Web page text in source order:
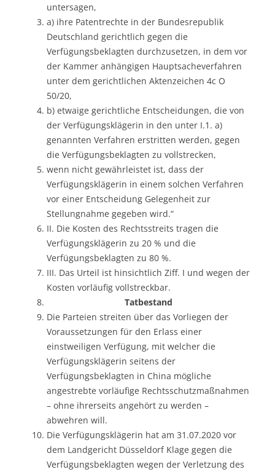
untersagen,
a) ihre Patentrechte in der Bundesrepublik
Deutschland gerichtlich gegen die
Verfügungsbeklagten durchzusetzen, in dem vor
der Kammer anhängigen Hauptsacheverfahren
unter dem gerichtlichen Aktenzeichen 4c O
50/20,
b) etwaige gerichtliche Entscheidungen, die von
der Verfügungsklägerin in den unter I.1. a)
genannten Verfahren erstritten werden, gegen
die Verfügungsbeklagten zu vollstrecken,
wenn nicht gewährleistet ist, dass der
Verfügungsklägerin in einem solchen Verfahren
vor einer Entscheidung Gelegenheit zur
Stellungnahme gegeben wird.“
II. Die Kosten des Rechtsstreits tragen die
Verfügungsklägerin zu 20 % und die
Verfügungsbeklagten zu 80 %.
III. Das Urteil ist hinsichtlich Ziff. I und wegen der
Kosten vorläufig vollstreckbar.
Tatbestand
Die Parteien streiten über das Vorliegen der
Voraussetzungen für den Erlass einer
einstweiligen Verfügung, mit welcher die
Verfügungsklägerin seitens der
Verfügungsbeklagten in China mögliche
angestrebte vorläufige Rechtsschutzmaßnahmen
– ohne ihrerseits angehört zu werden –
abwehren will.
Die Verfügungsklägerin hat am 31.07.2020 vor
dem Landgericht Düsseldorf Klage gegen die
Verfügungsbeklagten wegen der Verletzung des